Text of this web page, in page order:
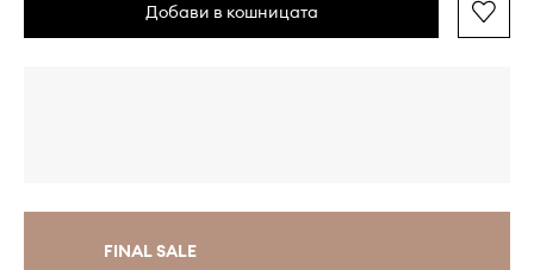
Добави в кошницата
FINAL SALE